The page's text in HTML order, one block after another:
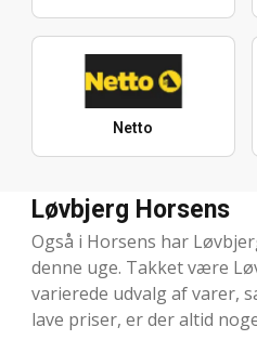
Netto
Løvbjerg Horsens
Også i Horsens har
denne uge. Takket være
varierede udvalg af varer,
lave priser, er der altid